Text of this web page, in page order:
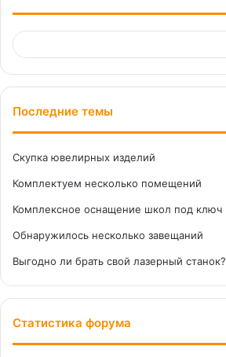
Последние темы
Скупка ювелирных изделий
Комплектуем несколько помещений
Комплексное оснащение школ под ключ
Обнаружилось несколько завещаний
Выгодно ли брать свой лазерный станок?
Статистика форума